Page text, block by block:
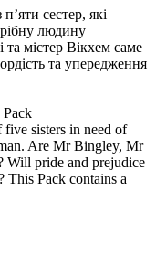
сестер, які
людину
та містер Вікхем саме
та упередження
five sisters in need of
Are Mr Bingley, Mr
Will pride and prejudice
This Pack contains a